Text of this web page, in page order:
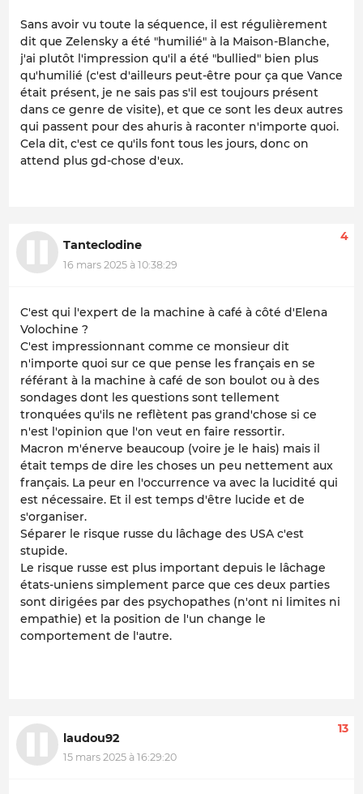
Sans avoir vu toute la séquence, il est régulièrement
dit que Zelensky a été "humilié" à la Maison-Blanche,
j'ai plutôt l'impression qu'il a été "bullied" bien plus
qu'humilié (c'est d'ailleurs peut-être pour ça que Vance
était présent, je ne sais pas s'il est toujours présent
dans ce genre de visite), et que ce sont les deux autres
qui passent pour des ahuris à raconter n'importe quoi.
Cela dit, c'est ce qu'ils font tous les jours, donc on
attend plus gd-chose d'eux.
Tanteclodine
16 mars 2025 à 10:38:29
4
C'est qui l'expert de la machine à café à côté d'Elena
Volochine ?
C'est impressionnant comme ce monsieur dit
n'importe quoi sur ce que pense les français en se
référant à la machine à café de son boulot ou à des
sondages dont les questions sont tellement
tronquées qu'ils ne reflètent pas grand'chose si ce
n'est l'opinion que l'on veut en faire ressortir.
Macron m'énerve beaucoup (voire je le hais) mais il
était temps de dire les choses un peu nettement aux
français. La peur en l'occurrence va avec la lucidité qui
est nécessaire. Et il est temps d'être lucide et de
s'organiser.
Séparer le risque russe du lâchage des USA c'est
stupide.
Le risque russe est plus important depuis le lâchage
états-uniens simplement parce que ces deux parties
sont dirigées par des psychopathes (n'ont ni limites ni
empathie) et la position de l'un change le
comportement de l'autre.
laudou92
15 mars 2025 à 16:29:20
13